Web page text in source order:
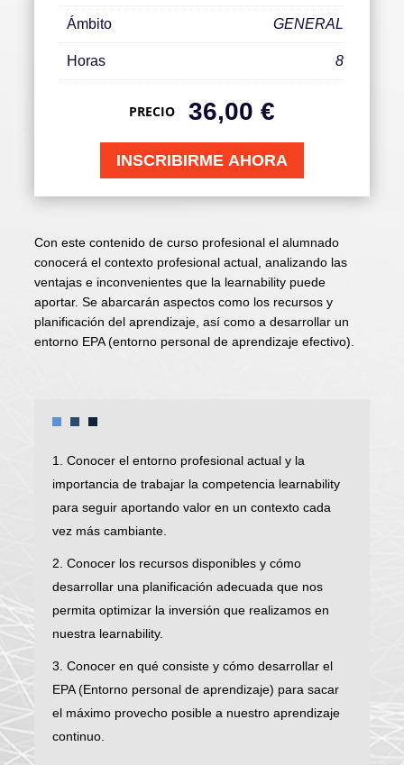
Con este contenido de curso profesional el alumnado
conocerá el contexto profesional actual, analizando las
ventajas e inconvenientes que la learnability puede
aportar. Se abarcarán aspectos como los recursos y
planificación del aprendizaje, así como a desarrollar un
entorno EPA (entorno personal de aprendizaje efectivo).
1. Conocer el entorno profesional actual y la
importancia de trabajar la competencia learnability
para seguir aportando valor en un contexto cada
vez más cambiante.
2. Conocer los recursos disponibles y cómo
desarrollar una planificación adecuada que nos
permita optimizar la inversión que realizamos en
nuestra learnability.
3. Conocer en qué consiste y cómo desarrollar el
EPA (Entorno personal de aprendizaje) para sacar
el máximo provecho posible a nuestro aprendizaje
continuo.
Ámbito GENERAL
Horas 8
PRECIO 36,00 €
INSCRIBIRME AHORA